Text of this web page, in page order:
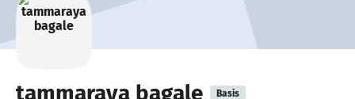
tammaraya bagale Basis